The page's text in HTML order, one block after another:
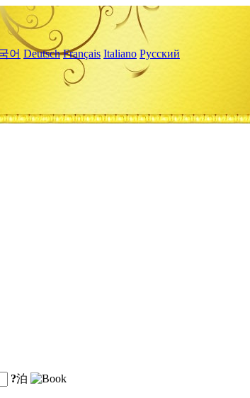
어 Deutsch Français Italiano Русский
?泊